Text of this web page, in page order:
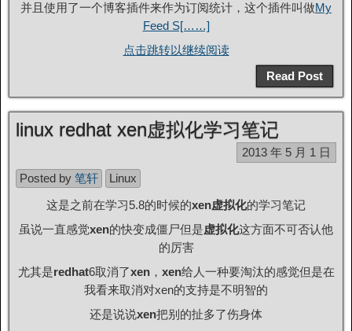
并且使用了一个博客插件来作为订阅统计，这个插件叫做My
Feed S[……]
点击跳转以继续阅读
Read Post
linux redhat xen虚拟化学习笔记
2013 年 5 月 1 日
Posted by 笔轩
Linux
这是之前在学习5.8的时候的xen虚拟化的学习笔记
虽说一直感觉xen的快变成僵尸但是虚拟化这方面不可否认他
的厉害
尤其是redhat6取消了xen， xen给人一种要淘汰的感觉但是在
我看来取消对xen的支持是不明智的
还是说说xen把别的扯多了伤身体